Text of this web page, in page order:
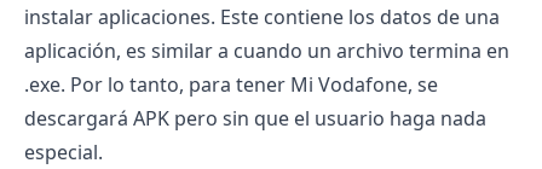
instalar aplicaciones. Este contiene los datos de una
aplicación, es similar a cuando un archivo termina en
.exe. Por lo tanto, para tener Mi Vodafone, se
descargará APK pero sin que el usuario haga nada
especial.